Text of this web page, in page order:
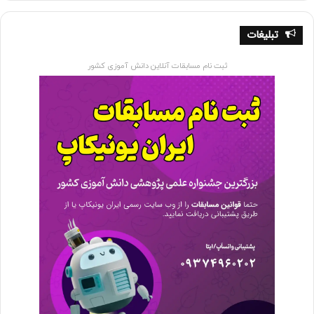
استخراج کرده، و درک مفاهیم پنهان در زبان را انجام دهند.
و یادگیری ماشین، به سطحی جدید از پیچیدگی و دقت دست
یافته است. از پایتون به عنوان یک زبان برنامه نویسی اصلی در
توسعه مدل های NLP استفاده می شود. کتابخانه هایی مانند
NLTK (Natural Language Toolkit) و SpaCy ابزارهای قدرتمندی
کاربردهای NLP بسیار گسترده هستند؛ از تحلیل احساسات در
نظرات کاربران در شبکه های اجتماعی، تا ترجمه ماشینی، خلاصه
سازی متون، تشخیص اجزاء ساختاری جملات و مفاهیم مهم، تا
مسائل پیچیده تر مانند چت بات ها و تفاهم ماشین با زبان
انسانی. این پیشرفت ها در حوزه NLP باعث ارتقاء کارایی سیستم
های تعاملی و هوشمند و همچنین ایجاد امکانات جدید در برنامه
ها و سرویس های مبتنی بر زبان شده است.
تبلیغات
ثبت نام مسابقات آنلاین دانش آموزی کشور